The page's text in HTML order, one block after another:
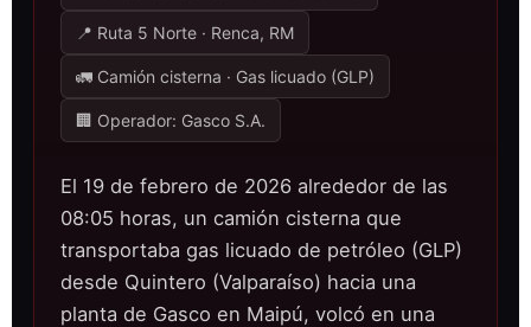
📍 Ruta 5 Norte · Renca, RM
🚛 Camión cisterna · Gas licuado (GLP)
🏢 Operador: Gasco S.A.
El 19 de febrero de 2026 alrededor de las
08:05 horas, un camión cisterna que
transportaba gas licuado de petróleo (GLP)
desde Quintero (Valparaíso) hacia una
planta de Gasco en Maipú, volcó en una